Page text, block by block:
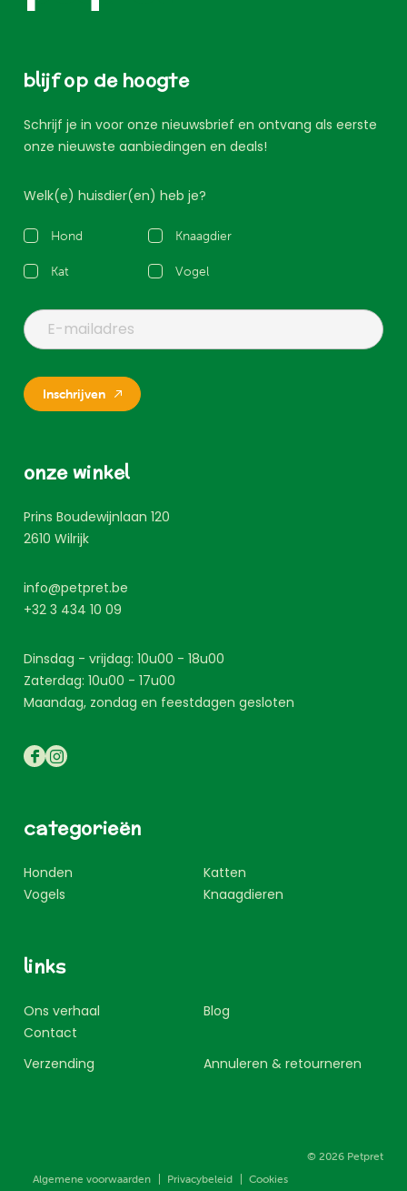
blijf op de hoogte
Schrijf je in voor onze nieuwsbrief en ontvang als eerste
onze nieuwste aanbiedingen en deals!
Welk(e) huisdier(en) heb je?
Hond
Kat
Knaagdier
Vogel
Inschrijven
onze winkel
Prins Boudewijnlaan 120
2610 Wilrijk
info@petpret.be
+32 3 434 10 09
Dinsdag - vrijdag: 10u00 - 18u00
Zaterdag: 10u00 - 17u00
Maandag, zondag en feestdagen gesloten
categorieën
Honden
Katten
Vogels
Knaagdieren
links
Ons verhaal
Blog
Contact
Verzending
Annuleren & retourneren
© 2026 Petpret
Algemene voorwaarden
Privacybeleid Cookies
info@petpret.be
- +32 3 434 10 09